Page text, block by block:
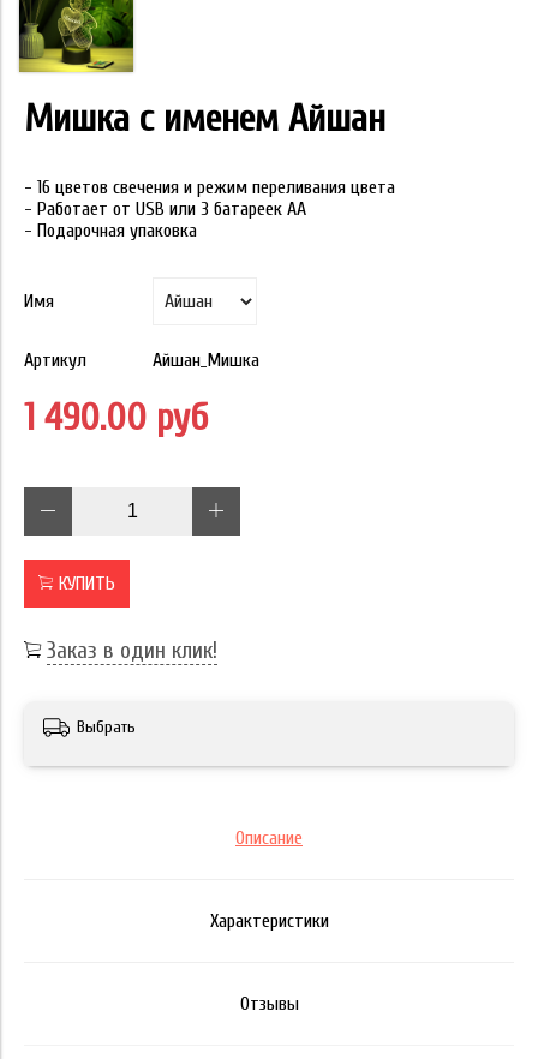
Мишка с именем Айшан
- 16 цветов свечения и режим переливания цвета
- Работает от USB или 3 батареек АА
- Подарочная упаковка
Имя
Артикул Айшан_Мишка
1 490.00 руб
КУПИТЬ
Заказ в один клик!
Выбрать
Описание
Характеристики
Отзывы